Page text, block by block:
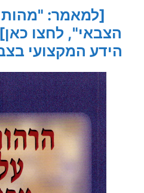
[למאמר:
הצבאי", לחצו כאן]
הידע המקצועי